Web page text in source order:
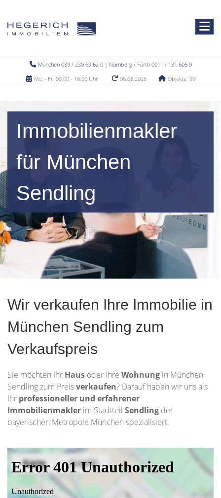
München 089 / 230 69 62 0 | Nürnberg / Fürth 0911 / 131 605 0
Mo. - Fr. 09.00 - 18.00 Uhr
06.08.2026 Objekte: 99
Immobilienmakler
für München
Sendling
Wir verkaufen Ihre Immobilie in
München Sendling zum
Verkaufspreis
Sie möchten Ihr Haus oder Ihre Wohnung in München
Sendling zum Preisverkaufen? Darauf haben wir uns als
Ihr professioneller und erfahrener
Immobilienmakler im Stadtteil Sendling der
bayerischen Metropole München spezialisiert.